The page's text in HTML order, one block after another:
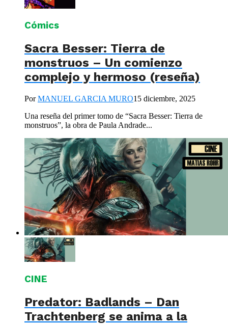
Cómics
Sacra Besser: Tierra de
monstruos – Un comienzo
complejo y hermoso (reseña)
PorMANUEL GARCIA MURO15 diciembre, 2025
Una reseña del primer tomo de “Sacra Besser: Tierra de
monstruos”, la obra de Paula Andrade...
CINE
Predator: Badlands – Dan
Trachtenberg se anima a la